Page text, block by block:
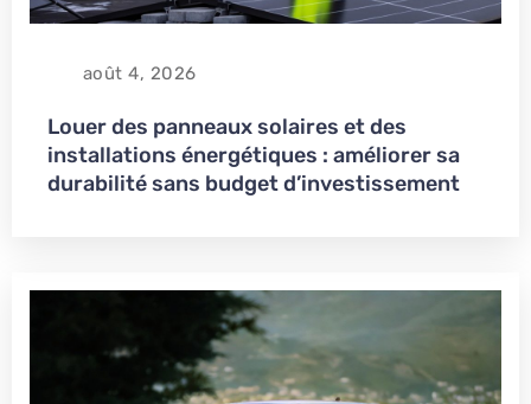
août 4, 2026
Louer des panneaux solaires et des
installations énergétiques : améliorer sa
durabilité sans budget d’investissement